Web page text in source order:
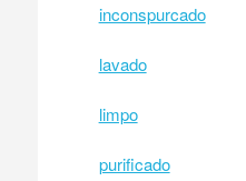
inconspurcado
lavado
limpo
purificado